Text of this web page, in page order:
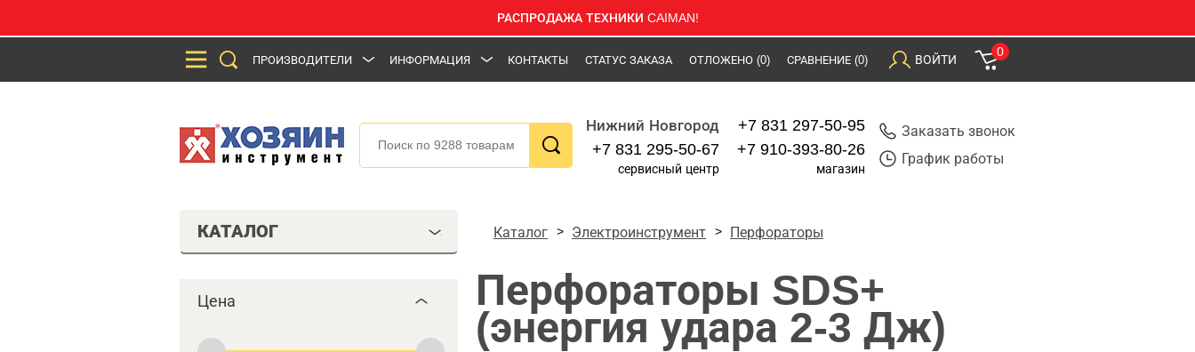
РАСПРОДАЖА ТЕХНИКИ CAIMAN!
ПРОИЗВОДИТЕЛИ ИНФОРМАЦИЯ КОНТАКТЫ СТАТУС ЗАКАЗА ОТЛОЖЕНО (0) СРАВНЕНИЕ (0) ВОЙТИ
0
Нижний Новгород
+7 831 295-50-67
сервисный центр
+7 831 297-50-95
+7 910-393-80-26
магазин
Заказать звонок
График работы
КАТАЛОГ
Цена
Каталог Электроинструмент Перфораторы
Перфораторы SDS+
(энергия удара 2-3 Дж)